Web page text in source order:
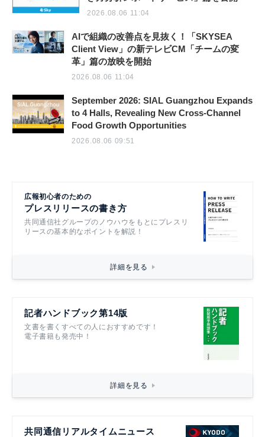
2026.08.06 11:04
AIで組織の改善点を見抜く！「SKYSEA
Client View」の新テレビCM「チームの変
革」篇の放映を開始
2026.08.06 11:04
September 2026: SIAL Guangzhou Expands
to 4 Halls, Revealing New Cross-Channel
Food Growth Opportunities
2026.08.06 09:51
広報初心者のための
プレスリリースの書き方
共同通信社グループのノウハウをもとにプレスリ
リースの基本的なポイントを解説！
詳細を見る
記者ハンドブック第14版
文書を書くすべての人におすすめです！
電子書籍も発売中！
詳細を見る
共同通信リアルタイムニュース